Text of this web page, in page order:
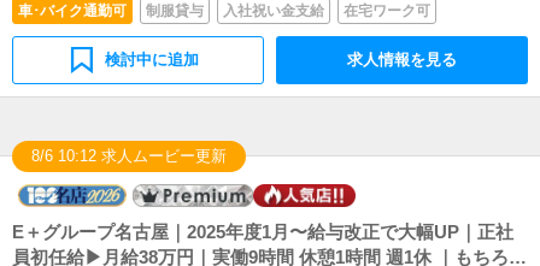
車･バイク通勤可
制服貸与 入社祝い金支給 在宅ワーク可
検討中に追加 求人情報を見る
8/6 10:12 求人ムービー更新
E＋グループ名古屋｜2025年度1月〜給与改正で大幅UP｜正社
員初任給▶月給38万円｜実働9時間 休憩1時間 週1休 ｜もちろん